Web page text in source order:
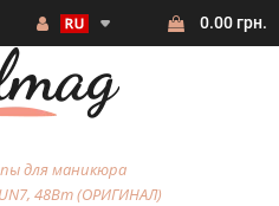
0.00 грн.
для маникюра
48Вт (ОРИГИНАЛ)